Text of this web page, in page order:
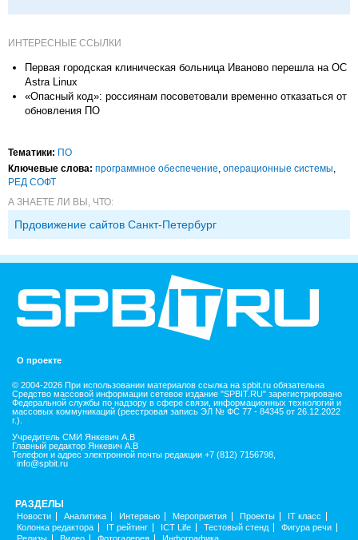
ИНТЕРЕСНЫЕ ССЫЛКИ
Первая городская клиническая больница Иваново перешла на ОС
Astra Linux
«Опасный код»: россиянам посоветовали временно отказаться от
обновления ПО
Тематики: ПО
Ключевые слова: программное обеспечение операционные системы
РЕД СОФТ
А ЗНАЕТЕ ЛИ ВЫ, ЧТО:
Прдовижение сайтов Санкт-Петербург
О проекте
© 2004-2026 При использовании материалов ссылка на spbit.ru обязательна
Средство массовой информации сетевое издание "SPBIT.RU" зарегистрировано
Федеральной службы по надзору в сфере связи, информационных технологий и
массовых коммуникаций (реестровая запись ЭЛ № ФС 77 - 84345 от 26.12.2022
г.).
Учредитель СМИ Янкевич А.В
Главный редактор Янкевич А.В
Телефон и адрес электронной почты редакции +7 (812) 7156798,
info@spbit.ru
РАЗДЕЛЫ
Новости Аналитика Интервью Мероприятия Проекты
IT класс
Колонка редактора
IT рейтинг ICT Life Тестовый стенд
Фигура речи
Релизы
Видео Фотогалерея Инфографика